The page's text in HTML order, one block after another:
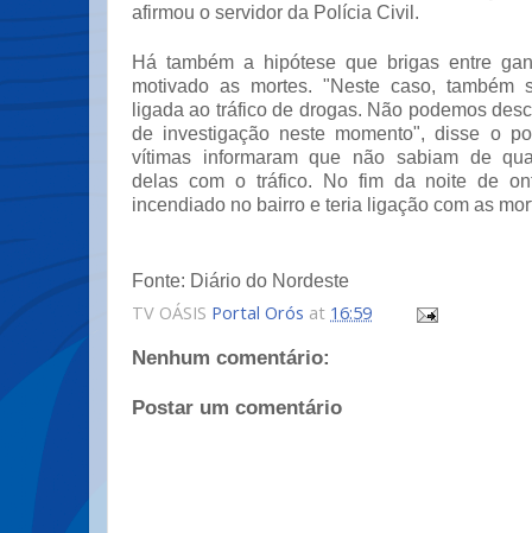
afirmou o servidor da Polícia Civil.
Há também a hipótese que brigas entre
motivado as mortes. "Neste caso, também
ligada ao tráfico de drogas. Não podemos
de investigação neste momento", disse o
vítimas informaram que não sabiam de
delas com o tráfico. No fim da noite de
incendiado no bairro e teria ligação com as
Fonte: Diário do Nordeste
TV OÁSIS Portal Orós at 16:59
Nenhum comentário:
Postar um comentário